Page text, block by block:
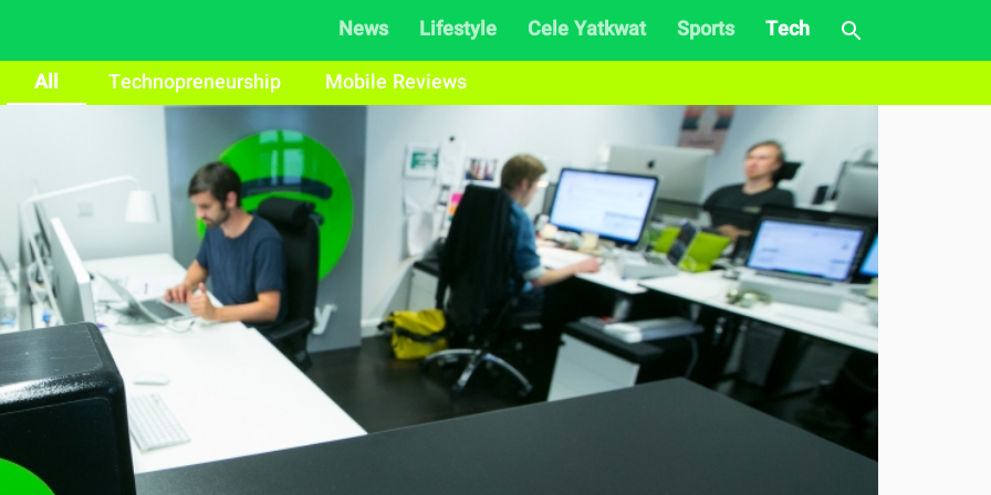
News Lifestyle Cele Yatkwat Sports
Tech
All
Technopreneurship
Mobile Reviews